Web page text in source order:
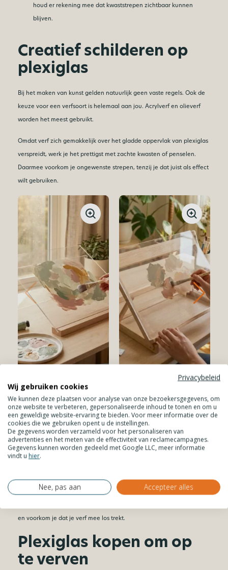
houd er rekening mee dat kwaststrepen zichtbaar kunnen
blijven.
Creatief schilderen op
plexiglas
Bij het maken van kunst gelden natuurlijk geen vaste regels. Ook de
keuze voor een verfsoort is helemaal aan jou. Acrylverf en olieverf
worden het meest gebruikt.
Omdat verf zich gemakkelijk over het gladde oppervlak van plexiglas
verspreidt, werk je het prettigst met zachte kwasten of penselen.
Daarmee voorkom je ongewenste strepen, tenzij je dat juist als effect
wilt gebruiken.
Goed drogen en
uitharden
Zit de verf erop? Laat deze dan goed drogen. Houd altijd de
Heb je delen afgeplakt met schilderstape? Verwijder deze dan
en voorkom je dat je verf mee los trekt.
Plexiglas kopen om op
te verven
Privacybeleid
Wij gebruiken cookies
We kunnen deze plaatsen voor analyse van onze bezoekersgegevens, om
onze website te verbeteren, gepersonaliseerde inhoud te tonen en om u
een geweldige website-ervaring te bieden. Voor meer informatie over de
cookies die we gebruiken opent u de instellingen.
De gegevens worden verzameld voor het personaliseren van
advertenties en het meten van de effectiviteit van reclamecampagnes.
Gegevens kunnen worden gedeeld met Google LLC, meer informatie
vindt u hier.
Nee, pas aan Accepteer alles